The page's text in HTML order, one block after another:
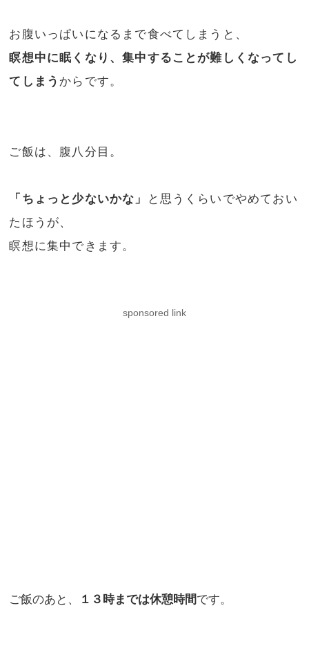
お腹いっぱいになるまで食べてしまうと、
瞑想中に眠くなり、集中することが難しくなってし
てしまう からです。
ご飯は、腹八分目。
「ちょっと少ないかな」
と思うくらいでやめておい
たほうが、
瞑想に集中できます。
sponsored link
ご飯のあと、 １３時までは休憩時間です。